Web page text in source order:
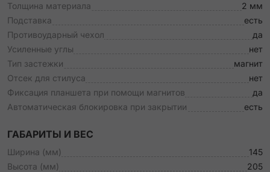
Толщина материала
2 мм
Подставка
есть
Противоударный чехол
да
Усиленные углы
нет
Тип застежки
магнит
Отсек для стилуса
нет
Фиксация планшета при помощи магнитов
да
Автоматическая блокировка при закрытии
есть
ГАБАРИТЫ И ВЕС
Ширина (мм)
145
Высота (мм)
205